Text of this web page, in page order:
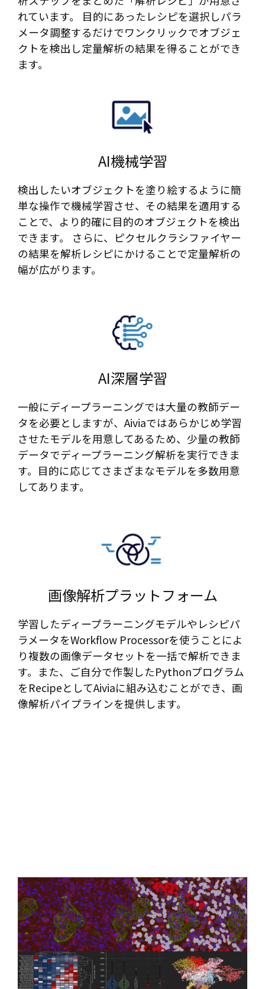
れています。 目的にあったレシピを選択しパラ
メータ調整するだけでワンクリックでオブジェ
クトを検出し定量解析の結果を得ることができ
ます。
AI機械学習​
検出したいオブジェクトを塗り絵するように簡
単な操作で機械学習させ、その結果を適用する
ことで、より的確に目的のオブジェクトを検出
できます。 さらに、ピクセルクラシファイヤー
の結果を解析レシピにかけることで定量解析の
幅が広がります。
AI深層学習​
一般にディープラーニングでは大量の教師デー
タを必要としますが、Aiviaではあらかじめ学習
させたモデルを用意してあるため、少量の教師
データでディープラーニング解析を実行できま
す。目的に応じてさまざまなモデルを多数用意
してあります。
画像解析プラットフォーム​
学習したディープラーニングモデルやレシピパ
ラメータをWorkflow Processorを使うことによ
り複数の画像データセットを一括で解析できま
す。また、ご自分で作製したPythonプログラム
をRecipeとしてAiviaに組み込むことができ、画
像解析パイプラインを提供します。